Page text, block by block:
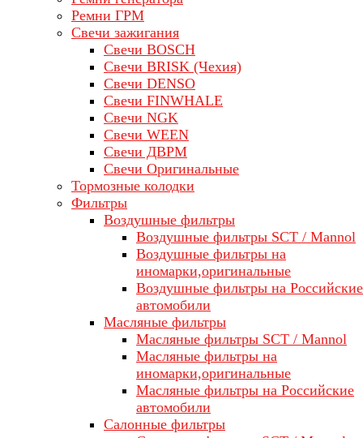
Ремни ГРМ
Свечи зажигания
Свечи BOSCH
Свечи BRISK (Чехия)
Свечи DENSO
Свечи FINWHALE
Свечи NGK
Свечи WEEN
Свечи ДВРМ
Свечи Оригинальные
Тормозные колодки
Фильтры
Воздушные фильтры
Воздушные фильтры SCT / Mannol
Воздушные фильтры на
иномарки,оригинальные
Воздушные фильтры на Российские
автомобили
Масляные фильтры
Масляные фильтры SCT / Mannol
Масляные фильтры на
иномарки,оригинальные
Масляные фильтры на Российские
автомобили
Салонные фильтры